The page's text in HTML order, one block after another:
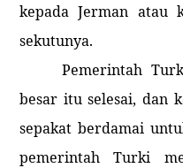
kepada Jerman atau
sekutunya.
Pemerintah
besar itu selesai, dan
sepakat berdamai
pemerintah Turki